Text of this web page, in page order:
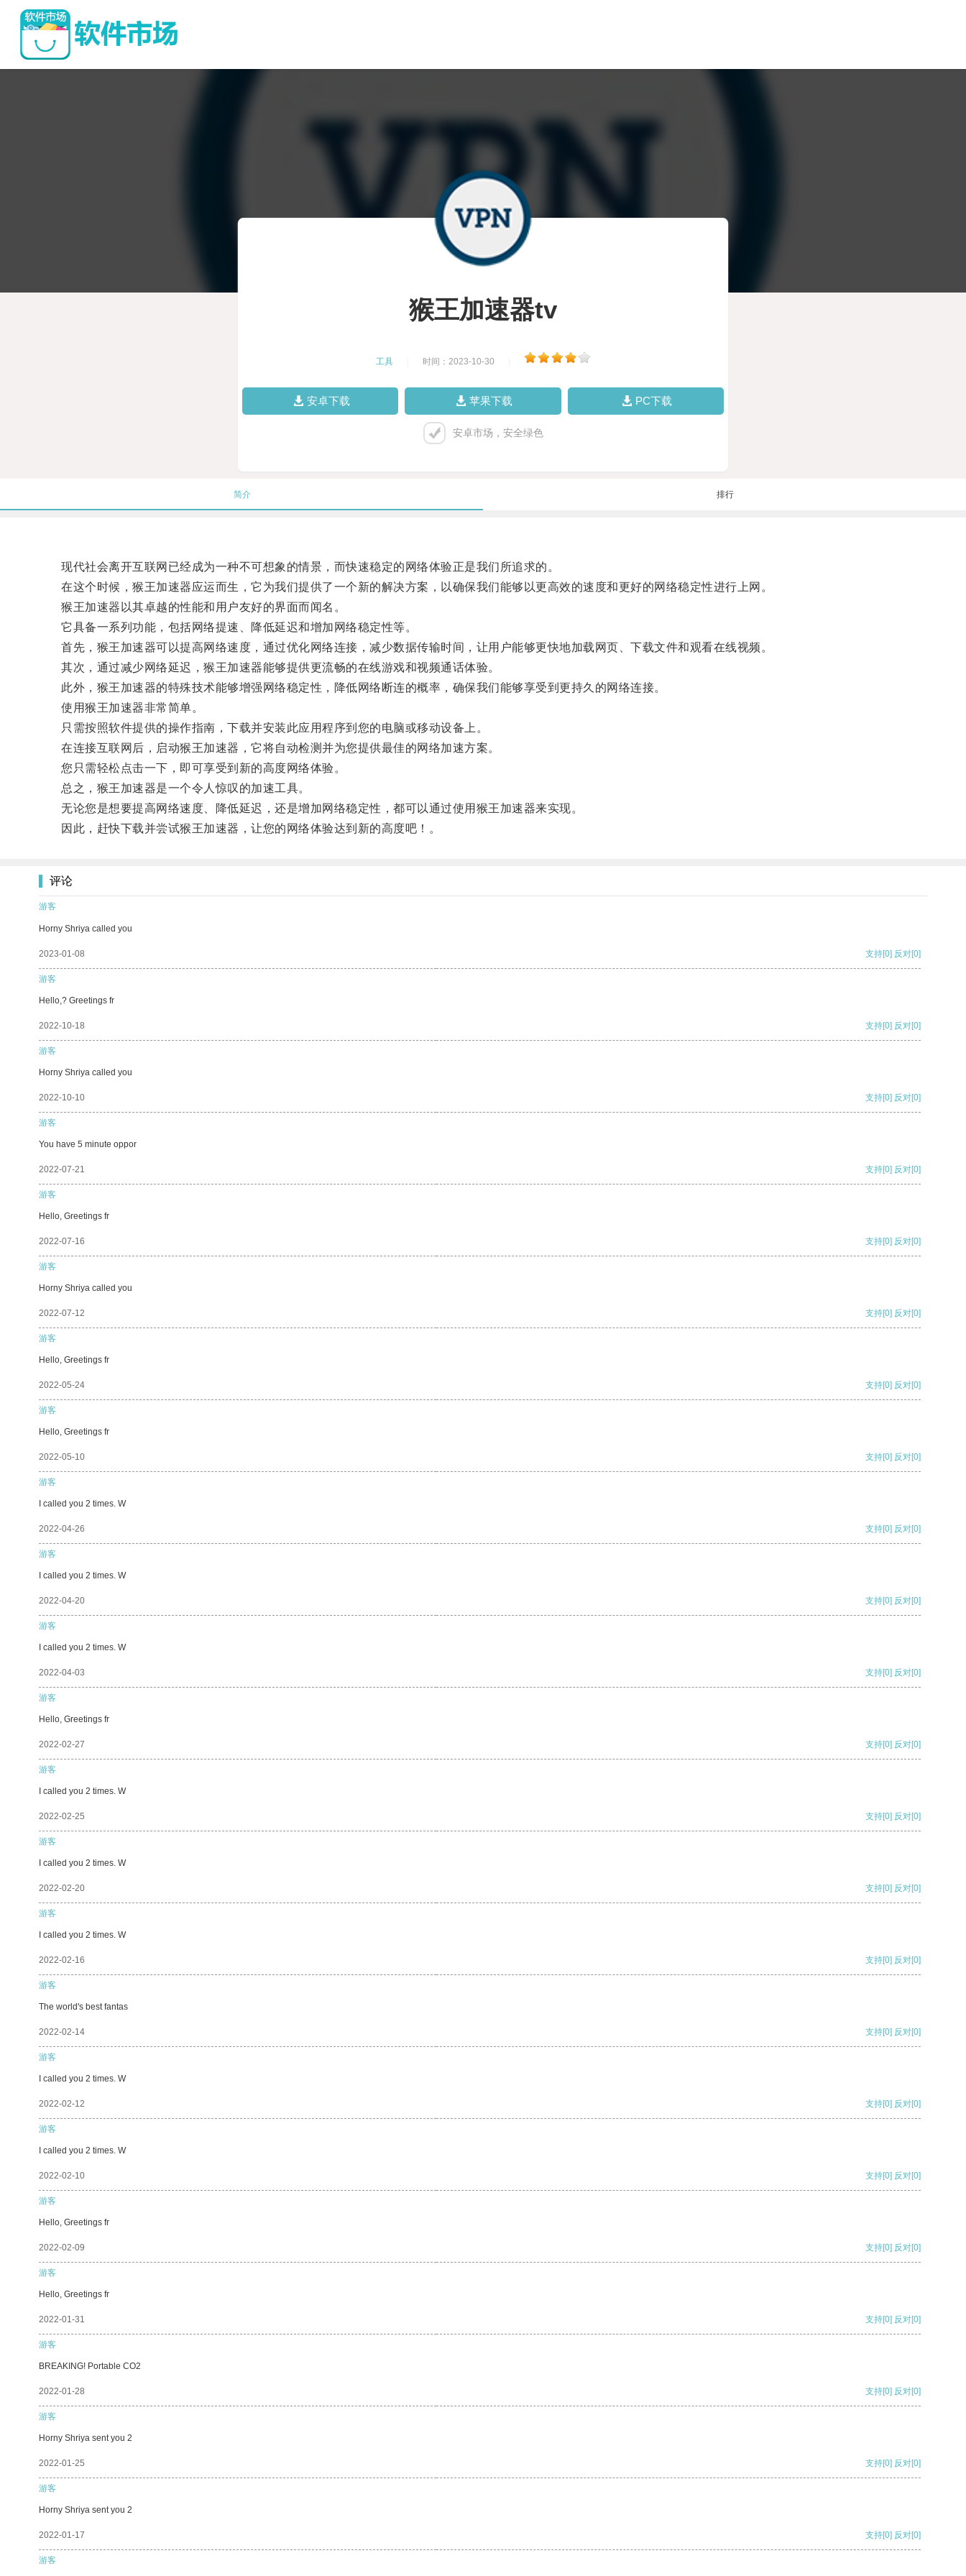
猴王加速器tv
工具 时间：2023-10-30
安卓下载 苹果下载 PC下载
安卓市场，安全绿色
简介 排行
现代社会离开互联网已经成为一种不可想象的情景，而快速稳定的网络体验正是我们所追求的。
在这个时候，猴王加速器应运而生，它为我们提供了一个新的解决方案，以确保我们能够以更高效的速度和更好的网络稳定性进行上网。
猴王加速器以其卓越的性能和用户友好的界面而闻名。
它具备一系列功能，包括网络提速、降低延迟和增加网络稳定性等。
首先，猴王加速器可以提高网络速度，通过优化网络连接，减少数据传输时间，让用户能够更快地加载网页、下载文件和观看在线视频。
其次，通过减少网络延迟，猴王加速器能够提供更流畅的在线游戏和视频通话体验。
此外，猴王加速器的特殊技术能够增强网络稳定性，降低网络断连的概率，确保我们能够享受到更持久的网络连接。
使用猴王加速器非常简单。
只需按照软件提供的操作指南，下载并安装此应用程序到您的电脑或移动设备上。
在连接互联网后，启动猴王加速器，它将自动检测并为您提供最佳的网络加速方案。
您只需轻松点击一下，即可享受到新的高度网络体验。
总之，猴王加速器是一个令人惊叹的加速工具。
无论您是想要提高网络速度、降低延迟，还是增加网络稳定性，都可以通过使用猴王加速器来实现。
因此，赶快下载并尝试猴王加速器，让您的网络体验达到新的高度吧！。
评论
游客
Horny Shriya called you
2023-01-08 支持[0] 反对[0]
游客
Hello,? Greetings fr
2022-10-18 支持[0] 反对[0]
游客
Horny Shriya called you
2022-10-10 支持[0] 反对[0]
游客
You have 5 minute oppor
2022-07-21 支持[0] 反对[0]
游客
Hello, Greetings fr
2022-07-16 支持[0] 反对[0]
游客
Horny Shriya called you
2022-07-12 支持[0] 反对[0]
游客
Hello, Greetings fr
2022-05-24 支持[0] 反对[0]
游客
Hello, Greetings fr
2022-05-10 支持[0] 反对[0]
游客
I called you 2 times. W
2022-04-26 支持[0] 反对[0]
游客
I called you 2 times. W
2022-04-20 支持[0] 反对[0]
游客
I called you 2 times. W
2022-04-03 支持[0] 反对[0]
游客
Hello, Greetings fr
2022-02-27 支持[0] 反对[0]
游客
I called you 2 times. W
2022-02-25 支持[0] 反对[0]
游客
I called you 2 times. W
2022-02-20 支持[0] 反对[0]
游客
I called you 2 times. W
2022-02-16 支持[0] 反对[0]
游客
The world's best fantas
2022-02-14 支持[0] 反对[0]
游客
I called you 2 times. W
2022-02-12 支持[0] 反对[0]
游客
I called you 2 times. W
2022-02-10 支持[0] 反对[0]
游客
Hello, Greetings fr
2022-02-09 支持[0] 反对[0]
游客
Hello, Greetings fr
2022-01-31 支持[0] 反对[0]
游客
BREAKING! Portable CO2
2022-01-28 支持[0] 反对[0]
游客
Horny Shriya sent you 2
2022-01-25 支持[0] 反对[0]
游客
Horny Shriya sent you 2
2022-01-17 支持[0] 反对[0]
游客